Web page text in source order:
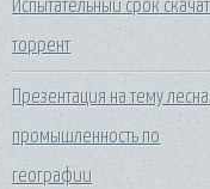
Испытательный срок
торрент
Презентация на тему
промышленность по
географии